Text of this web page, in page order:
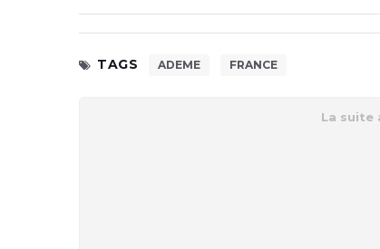
TAGS
ADEME FRANCE